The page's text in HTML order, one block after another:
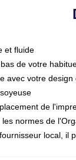
et fluide
de votre
avec votre
de
normes de
local, il